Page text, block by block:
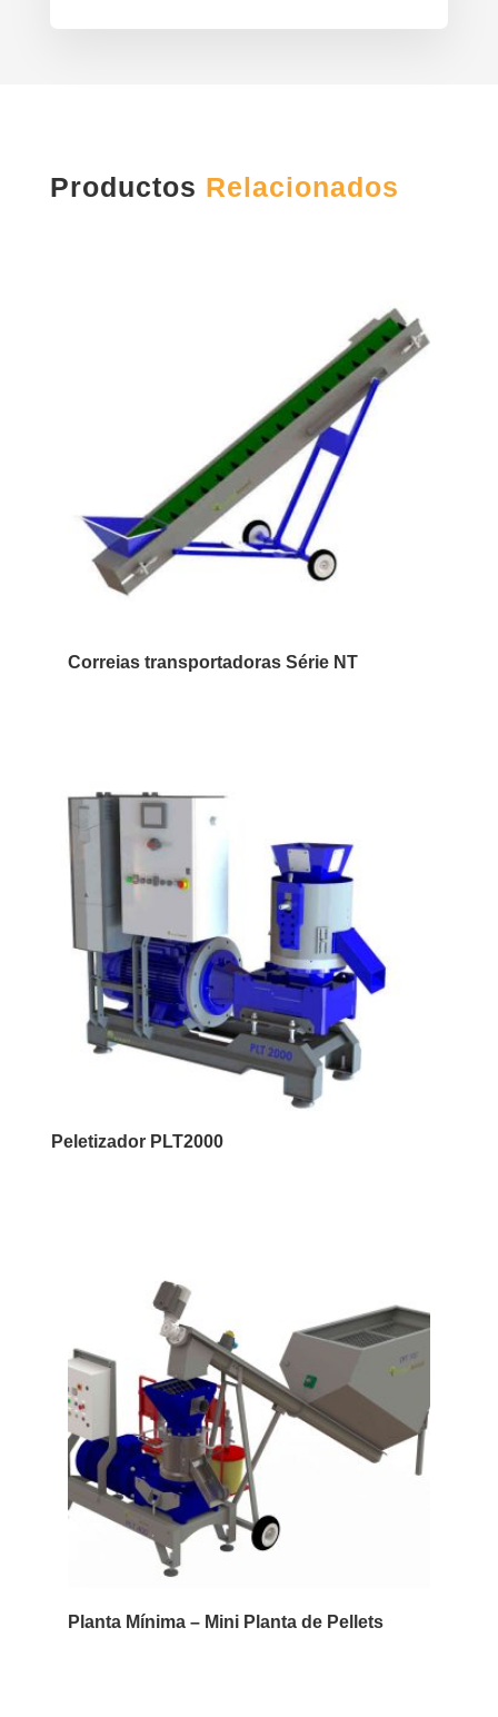
Productos Relacionados
Correias transportadoras Série NT
Peletizador PLT2000
Planta Mínima – Mini Planta de Pellets